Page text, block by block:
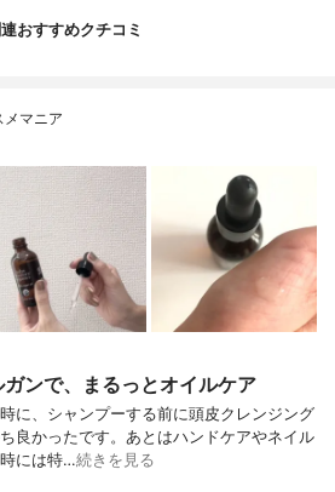
連おすすめクチコミ
メマニア
ンで、まるっとオイルケア
に、シャンプーする前に頭皮クレンジング
良かったです。あとはハンドケアやネイル
には特…続きを見る